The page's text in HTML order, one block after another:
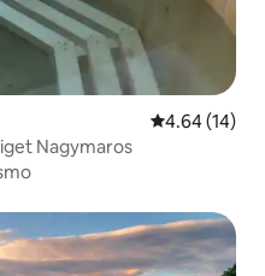
Calificación
4.64 (14)
Nagymaros